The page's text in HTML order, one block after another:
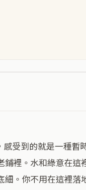
裡。水和綠意在這
。你不用在這裡落